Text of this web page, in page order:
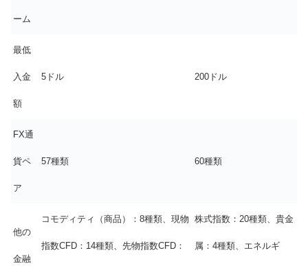
ーム
最低
入金
額
5ドル 200ドル
FX通
貨ペ
ア
57種類 60種類
他の
金融
コモディティ（商品）：8種類、現物
指数CFD：14種類、先物指数CFD：
株式指数：20種類、貴金
属：4種類、エネルギ